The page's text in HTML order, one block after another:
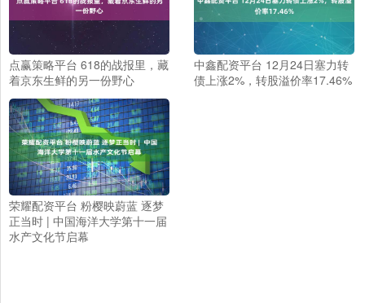
点赢策略平台 618的战报里，藏
着京东生鲜的另一份野心
中鑫配资平台 12月24日塞力转
债上涨2%，转股溢价率17.46%
荣耀配资平台 粉樱映蔚蓝 逐梦
正当时 | 中国海洋大学第十一届
水产文化节启幕